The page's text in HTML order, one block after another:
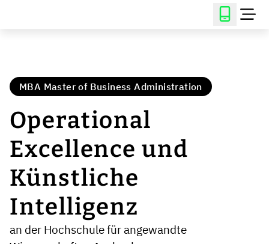
MBA Master of Business Administration
Operational
Excellence und
Künstliche
Intelligenz
an der Hochschule für angewandte